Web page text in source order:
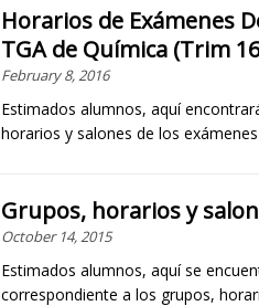
Horarios de Exámenes
TGA de Química (Trim
February 8, 2016
Estimados alumnos, aquí
horarios y salones de los
Grupos, horarios y
October 14, 2015
Estimados alumnos, aquí se
correspondiente a los grupos,